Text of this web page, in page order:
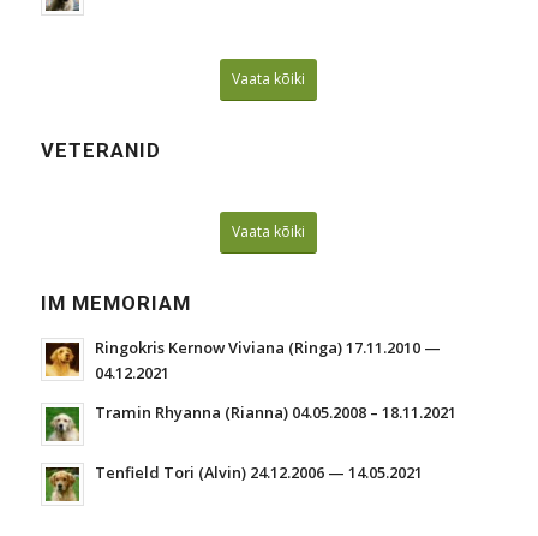
Vaata kõiki
VETERANID
Vaata kõiki
IM MEMORIAM
Ringokris Kernow Viviana (Ringa) 17.11.2010 —
04.12.2021
Tramin Rhyanna (Rianna) 04.05.2008 – 18.11.2021
Tenfield Tori (Alvin) 24.12.2006 — 14.05.2021